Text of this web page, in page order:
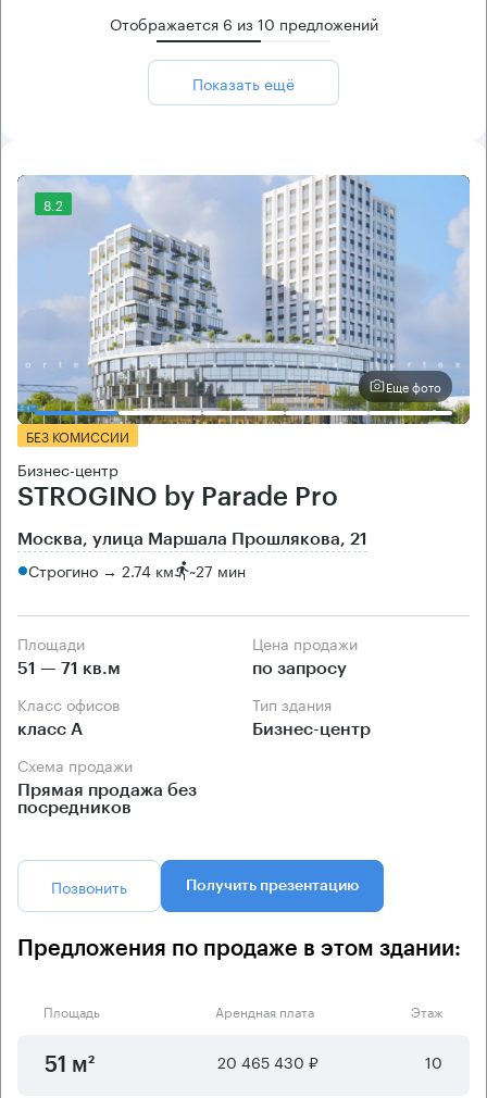
Отображается 6 из10 предложений
Показать ещё
8.2
Еще фото
БЕЗ КОМИССИИ
Бизнес-центр
STROGINO by Parade Pro
Москва, улица Маршала Прошлякова, 21
Строгино → 2.74 км ~27 мин
Площади
51 — 71 кв.м
Цена продажи
по запросу
Класс офисов
класс А
Тип здания
Бизнес-центр
Схема продажи
Прямая продажа без
посредников
Позвонить Получить презентацию
Предложения по продаже в этом здании:
Площадь Арендная плата Этаж
51 м² 20 465 430 ₽ 10